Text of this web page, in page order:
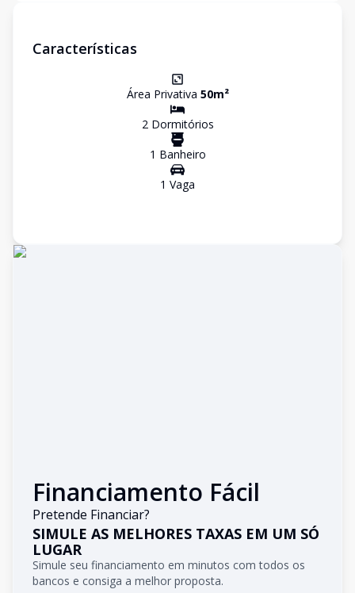
Características
Área Privativa 50m²
2Dormitórios
1 Banheiro
1 Vaga
Financiamento Fácil
Pretende Financiar?
SIMULE AS MELHORES TAXAS EM UM SÓ
LUGAR
Simule seu financiamento em minutos com todos os
bancos e consiga a melhor proposta.